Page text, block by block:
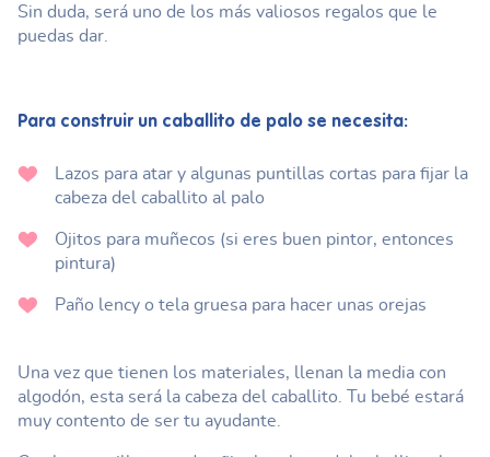
Sin duda, será uno de los más valiosos regalos que le
puedas dar.
Para construir un caballito de palo se necesita:
Lazos para atar y algunas puntillas cortas para fijar la
cabeza del caballito al palo
Ojitos para muñecos (si eres buen pintor, entonces
pintura)
Paño lency o tela gruesa para hacer unas orejas
Una vez que tienen los materiales, llenan la media con
algodón, esta será la cabeza del caballito. Tu bebé estará
muy contento de ser tu ayudante.